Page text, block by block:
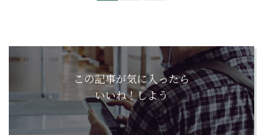
この記事が気に入ったら
いいね！しよう